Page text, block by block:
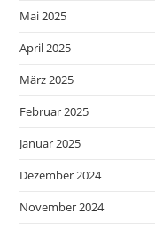
Mai 2025
April 2025
März 2025
Februar 2025
Januar 2025
Dezember 2024
November 2024